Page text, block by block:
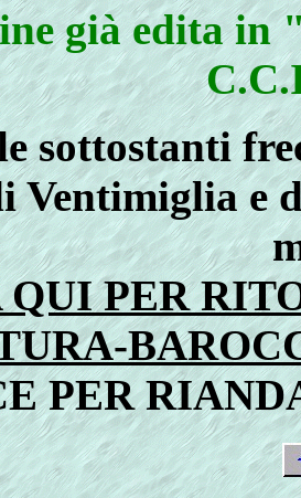
già edita
sottostanti
Ventimiglia e
PER
PER